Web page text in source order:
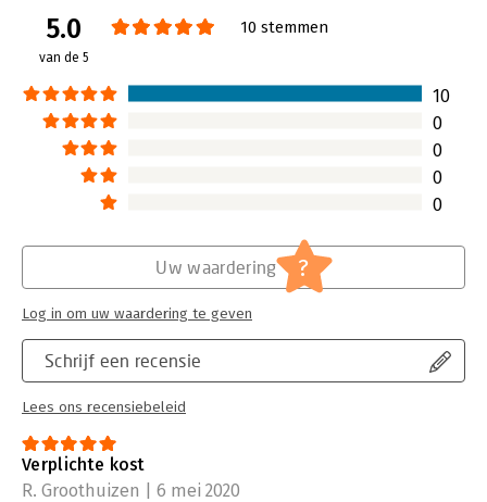
- Aartjan van Erkel, Internet-ondernemer en bestseller-auteur
5.0
van de 5
10 stemmen
10
0
0
0
0
Schrijf een recensie
Lees ons recensiebeleid
Uw waardering ?
Log in om uw waardering te geven
Verplichte kost
R. Groothuizen | 6 mei 2020